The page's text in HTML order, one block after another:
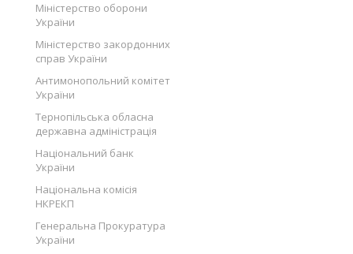
Міністерство оборони
України
Міністерство закордонних
справ України
Антимонопольний комітет
України
Тернопільська обласна
державна адміністрація
Національний банк
України
Національна комісія
НКРЕКП
Генеральна Прокуратура
України